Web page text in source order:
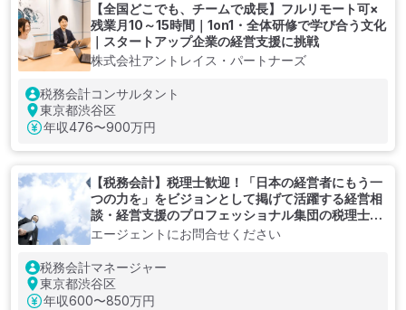
【全国どこでも、チームで成長】フルリモート可×
残業月10～15時間｜1on1・全体研修で学び合う文化
｜スタートアップ企業の経営支援に挑戦
株式会社アントレイス・パートナーズ
税務会計コンサルタント
東京都渋谷区
年収476〜900万円
【税務会計】税理士歓迎！「日本の経営者にもう一
つの力を」をビジョンとして掲げて活躍する経営相
談・経営支援のプロフェッショナル集団の税理士法
人
エージェントにお問合せください
税務会計マネージャー
東京都渋谷区
年収600〜850万円